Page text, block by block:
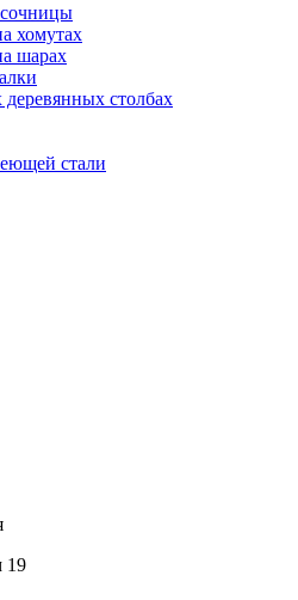
хомутах
шарах
столбах
стали
19